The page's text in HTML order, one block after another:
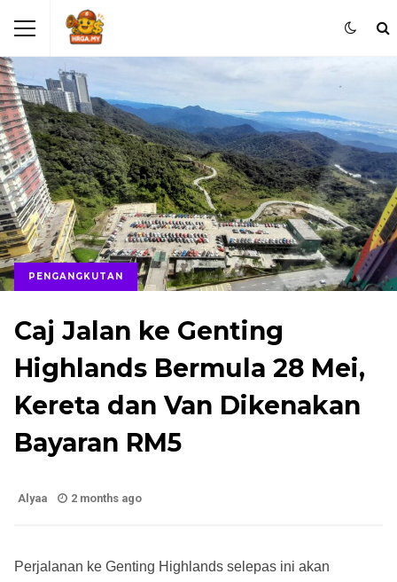
PENGANGKUTAN
Caj Jalan ke Genting
Highlands Bermula 28 Mei,
Kereta dan Van Dikenakan
Bayaran RM5
Alyaa 2 months ago
Perjalanan ke Genting Highlands selepas ini akan